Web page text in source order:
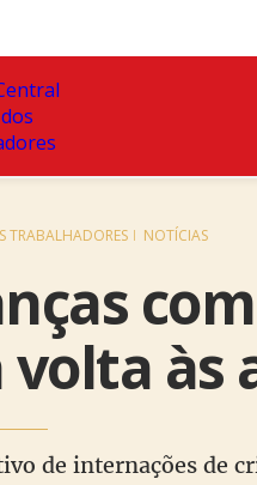
TRABALHADORES NOTÍCIAS
volta às
de internações de